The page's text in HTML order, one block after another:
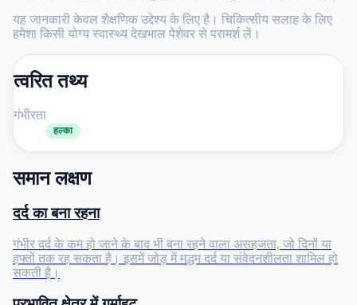
यह जानकारी केवल शैक्षणिक उद्देश्य के लिए है। चिकित्सीय सलाह के लिए
हमेशा किसी योग्य स्वास्थ्य देखभाल पेशेवर से परामर्श लें।
त्वरित तथ्य
गंभीरता
हल्का
समान लक्षण
दर्द का बना रहना
गंभीर दर्द के कम हो जाने के बाद भी बना रहने वाला असहजता, जो दिनों या
हफ्तों तक रह सकता है। इसमें जोड़ में मद्धम दर्द या संवेदनशीलता शामिल हो
सकती है।